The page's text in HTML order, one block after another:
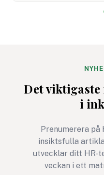
Det
i
Prenumerera på
insiktsfulla
utvecklar ditt HR-
veckan i ett